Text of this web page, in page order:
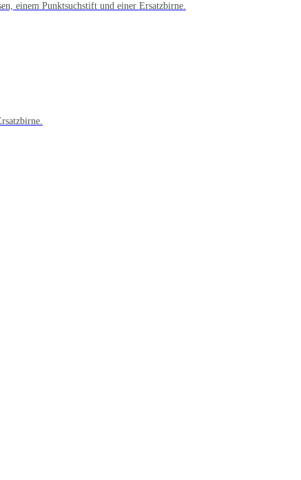
einem Punktsuchstift und einer Ersatzbirne.